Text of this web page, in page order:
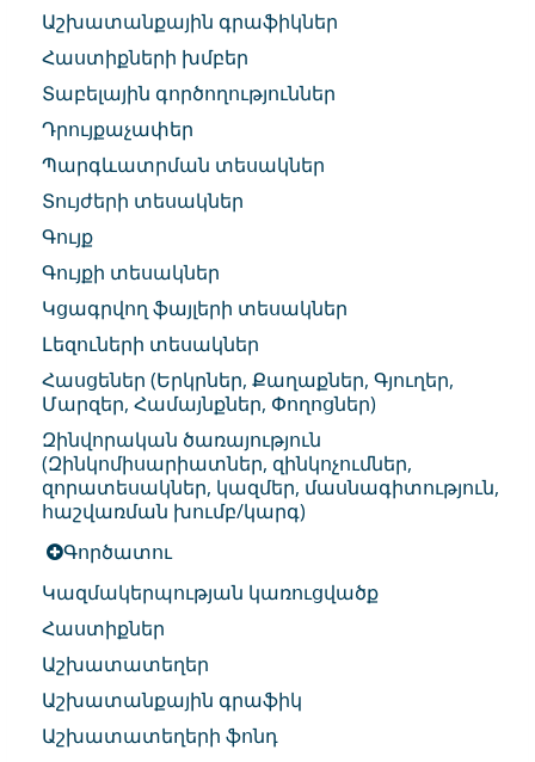
Աշխատանքային գրաֆիկներ
Հաստիքների խմբեր
Տաբելային գործողություններ
Դրույքաչափեր
Պարգևատրման տեսակներ
Տույժերի տեսակներ
Գույք
Գույքի տեսակներ
Կցագրվող ֆայլերի տեսակներ
Լեզուների տեսակներ
Հասցեներ (Երկրներ, Քաղաքներ, Գյուղեր,
Մարզեր, Համայնքներ, Փողոցներ)
Զինվորական ծառայություն
(Զինկոմիսարիատներ, զինկոչումներ,
զորատեսակներ, կազմեր, մասնագիտություն,
հաշվառման խումբ/կարգ)
Գործատու
Կազմակերպության կառուցվածք
Հաստիքներ
Աշխատատեղեր
Աշխատանքային գրաֆիկ
Աշխատատեղերի ֆոնդ